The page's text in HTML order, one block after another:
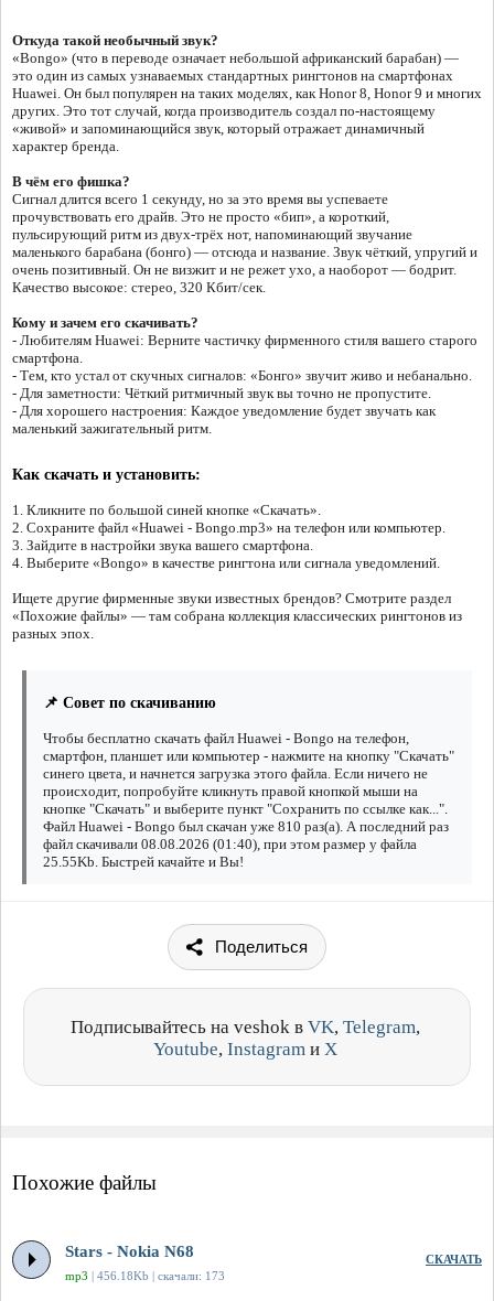
Откуда такой необычный звук?
«Bongo» (что в переводе означает небольшой африканский барабан) —
это один из самых узнаваемых стандартных рингтонов на смартфонах
Huawei. Он был популярен на таких моделях, как Honor 8, Honor 9 и многих
других. Это тот случай, когда производитель создал по-настоящему
«живой» и запоминающийся звук, который отражает динамичный
характер бренда.
В чём его фишка?
Сигнал длится всего 1 секунду, но за это время вы успеваете
прочувствовать его драйв. Это не просто «бип», а короткий,
пульсирующий ритм из двух-трёх нот, напоминающий звучание
маленького барабана (бонго) — отсюда и название. Звук чёткий, упругий и
очень позитивный. Он не визжит и не режет ухо, а наоборот — бодрит.
Качество высокое: стерео, 320 Кбит/сек.
Кому и зачем его скачивать?
- Любителям Huawei: Верните частичку фирменного стиля вашего старого
смартфона.
- Тем, кто устал от скучных сигналов: «Бонго» звучит живо и небанально.
- Для заметности: Чёткий ритмичный звук вы точно не пропустите.
- Для хорошего настроения: Каждое уведомление будет звучать как
маленький зажигательный ритм.
Как скачать и установить:
1. Кликните по большой синей кнопке «Скачать».
2. Сохраните файл «Huawei - Bongo.mp3» на телефон или компьютер.
3. Зайдите в настройки звука вашего смартфона.
4. Выберите «Bongo» в качестве рингтона или сигнала уведомлений.
Ищете другие фирменные звуки известных брендов? Смотрите раздел
«Похожие файлы» — там собрана коллекция классических рингтонов из
разных эпох.
📌 Совет по скачиванию
Чтобы бесплатно скачать файл Huawei - Bongo на телефон,
смартфон, планшет или компьютер - нажмите на кнопку "Скачать"
синего цвета, и начнется загрузка этого файла. Если ничего не
происходит, попробуйте кликнуть правой кнопкой мыши на
кнопке "Скачать" и выберите пункт "Сохранить по ссылке как...".
Файл Huawei - Bongo был скачан уже 810 раз(а). А последний раз
файл скачивали 08.08.2026 (01:40), при этом размер у файла
25.55Kb. Быстрей качайте и Вы!
Поделиться
Подписывайтесь на veshok в VK, Telegram,
Youtube, Instagram и X
Похожие файлы
Stars - Nokia N68
mp3 | 456.18Kb | скачали: 173
СКАЧАТЬ